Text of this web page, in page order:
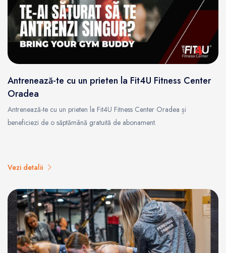
Antrenează-te cu un prieten la Fit4U Fitness Center
Oradea
Antrenează-te cu un prieten la Fit4U Fitness Center Oradea și
beneficiezi de o săptămână gratuită de abonament.
Vezi detalii